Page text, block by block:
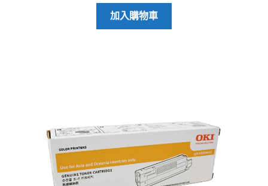
加入購物車